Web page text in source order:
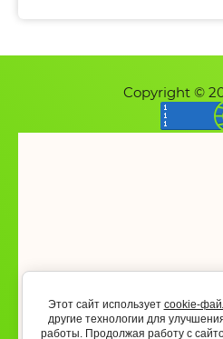
Copyright ©
Этот сайт использует cookie-
другие технологии для
работы. Продолжая работу с